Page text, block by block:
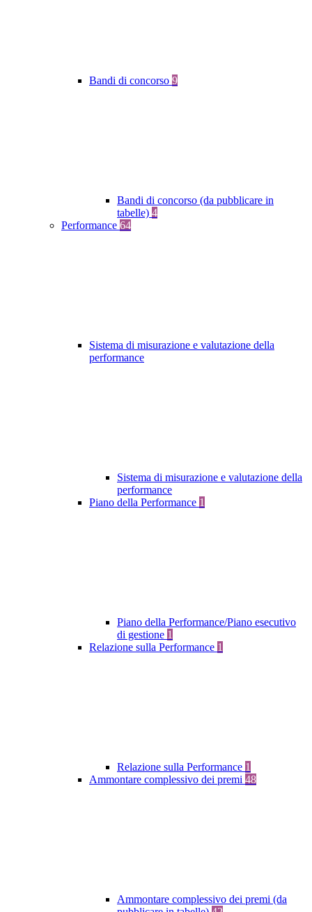
Bandi di concorso 9
Bandi di concorso (da pubblicare in
tabelle) 4
Performance 64
Sistema di misurazione e valutazione della
performance
Sistema di misurazione e valutazione della
performance
Piano della Performance 1
Piano della Performance/Piano esecutivo
di gestione 1
Relazione sulla Performance 1
Relazione sulla Performance 1
Ammontare complessivo dei premi 48
Ammontare complessivo dei premi (da